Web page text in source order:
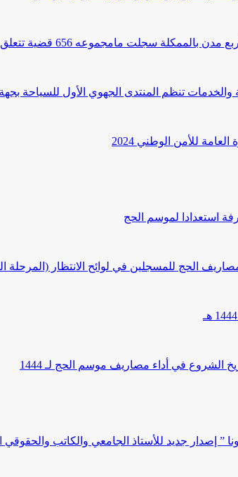
والخدمات تنظم المنتدى الجهوي الأول للسياحة
للأمن الوطني 2024
استعدادا لموسم الحج
الحج للمسجلين في لوائح الانتظار (المرحلة
الشروع في أداء مصاريف موسم الحج لـ 1444
” إصدار جديد للأستاذ الجامعي والكاتب والحقوقي